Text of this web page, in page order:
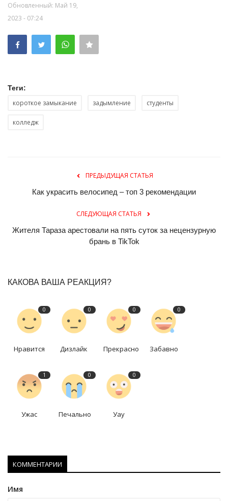
Обновленный: Май 19,
2023 - 07:24
Теги:
короткое замыкание задымление студенты
колледж
ПРЕДЫДУЩАЯ СТАТЬЯ
Как украсить велосипед – топ 3 рекомендации
СЛЕДУЮЩАЯ СТАТЬЯ
Жителя Тараза арестовали на пять суток за нецензурную
брань в TikTok
КАКОВА ВАША РЕАКЦИЯ?
0
Нравится
0
Дизлайк
0
Прекрасно
0
Забавно
1
Ужас
0
Печально
0
Уау
КОММЕНТАРИИ
Имя